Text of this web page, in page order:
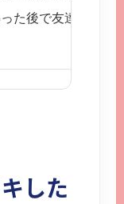
た後で友達と感想
した